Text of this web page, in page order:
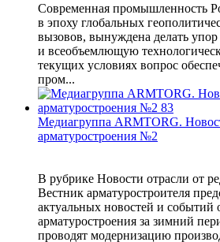
Современная промышленность
в эпоху глобальных
вызовов, вынуждена делать
и всеобъемлющую
текущих условиях вопрос
пром...
Медиагруппа ARMTORG.
арматуростроения №2
В рубрике Новости отрасли от
Вестник арматуростроителя
актуальных новостей и событий
арматуростроения за зимний
проводят модернизацию